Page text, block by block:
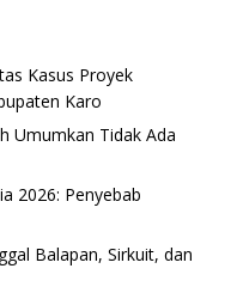
Kasus Proyek
Karo
Umumkan Tidak Ada
2026: Penyebab
Balapan, Sirkuit, dan